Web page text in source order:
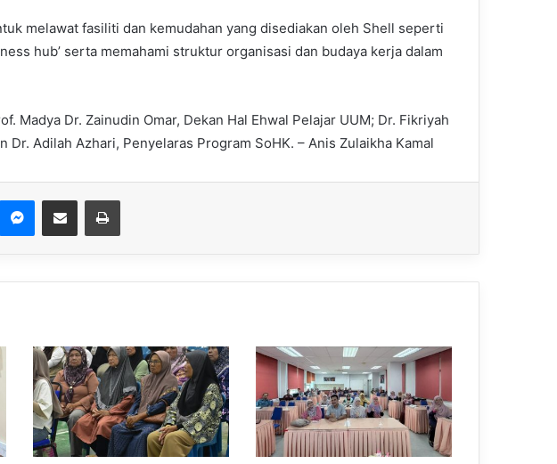
melawat fasiliti dan kemudahan yang disediakan oleh Shell seperti
hub’ serta memahami struktur organisasi dan budaya kerja dalam
Madya Dr. Zainudin Omar, Dekan Hal Ehwal Pelajar UUM; Dr. Fikriyah
Dr. Adilah Azhari, Penyelaras Program SoHK. – Anis Zulaikha Kamal